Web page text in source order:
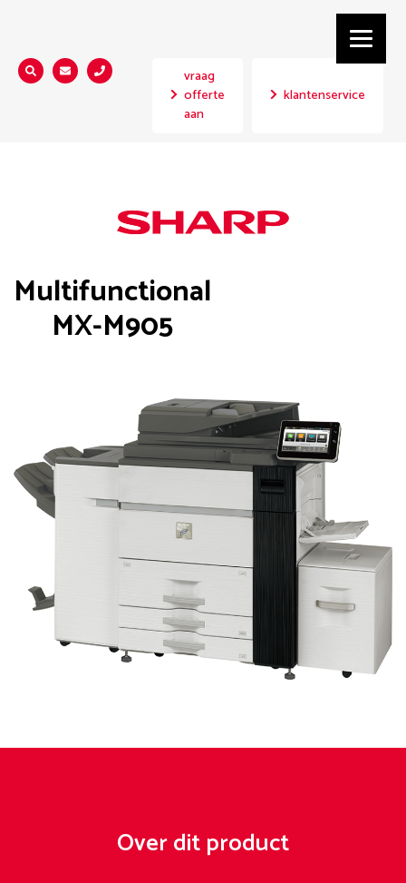
Zoeken...
vraag
offerte
aan
klantenservice
Multifunctional
MX-M905
Over dit product